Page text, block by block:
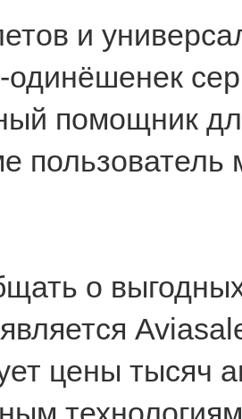
и
помощник
пользователь
о
цены тысяч